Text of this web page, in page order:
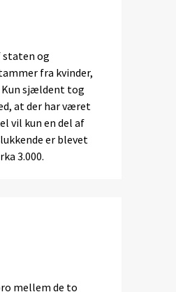
og
fra kvinder,
Kun sjældent tog
at der har været
vil kun en del af
er blevet
3.000.
mellem de to